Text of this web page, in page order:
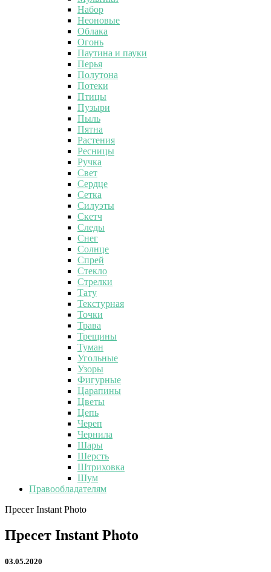
Набор
Неоновые
Облака
Огонь
Паутина и пауки
Перья
Полутона
Потеки
Птицы
Пузыри
Пыль
Пятна
Растения
Ресницы
Ручка
Свет
Сердце
Сетка
Силуэты
Скетч
Следы
Снег
Солнце
Спрей
Стекло
Стрелки
Тату
Текстурная
Точки
Трава
Трещины
Туман
Угольные
Узоры
Фигурные
Царапины
Цветы
Цепь
Череп
Чернила
Шары
Шерсть
Штриховка
Шум
Правообладателям
Пресет Instant Photo
Пресет Instant Photo
03.05.2020